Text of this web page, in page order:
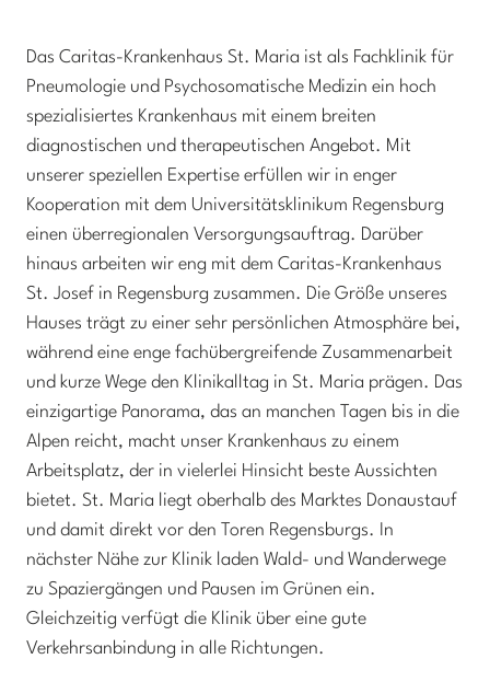
Das Caritas-Krankenhaus St. Maria ist als Fachklinik für
Pneumologie und Psychosomatische Medizin ein hoch
spezialisiertes Krankenhaus mit einem breiten
diagnostischen und therapeutischen Angebot. Mit
unserer speziellen Expertise erfüllen wir in enger
Kooperation mit dem Universitätsklinikum Regensburg
einen überregionalen Versorgungsauftrag. Darüber
hinaus arbeiten wir eng mit dem Caritas-Krankenhaus
St. Josef in Regensburg zusammen. Die Größe unseres
Hauses trägt zu einer sehr persönlichen Atmosphäre bei,
während eine enge fachübergreifende Zusammenarbeit
und kurze Wege den Klinikalltag in St. Maria prägen. Das
einzigartige Panorama, das an manchen Tagen bis in die
Alpen reicht, macht unser Krankenhaus zu einem
Arbeitsplatz, der in vielerlei Hinsicht beste Aussichten
bietet. St. Maria liegt oberhalb des Marktes Donaustauf
und damit direkt vor den Toren Regensburgs. In
nächster Nähe zur Klinik laden Wald- und Wanderwege
zu Spaziergängen und Pausen im Grünen ein.
Gleichzeitig verfügt die Klinik über eine gute
Verkehrsanbindung in alle Richtungen.